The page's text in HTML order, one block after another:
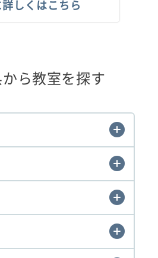
詳しくはこちら
ら教室を探す